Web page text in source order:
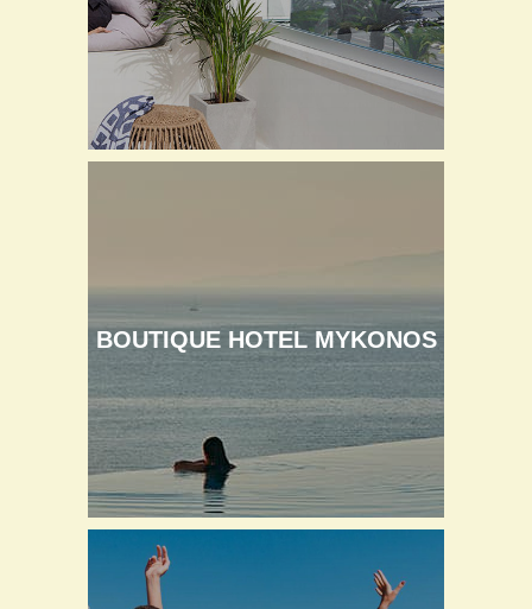
BOUTIQUE HOTEL MYKONOS